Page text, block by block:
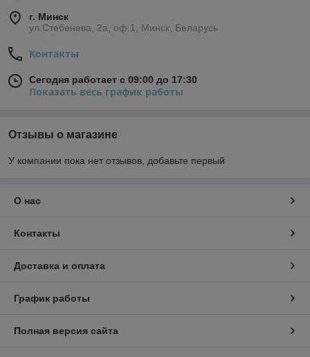
г. Минск
ул.Стебенева, 2а, оф.1, Минск, Беларусь
Контакты
Сегодня работает с 09:00 до 17:30
Показать весь график работы
Отзывы о магазине
У компании пока нет отзывов, добавьте первый
О нас
Контакты
Доставка и оплата
График работы
Полная версия сайта